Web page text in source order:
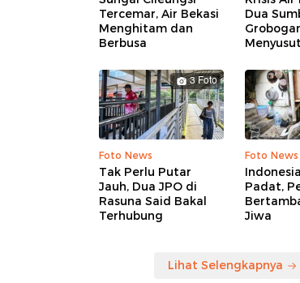
Tercemar, Air Bekasi
Menghitam dan
Berbusa
Dua
Menyusut
3 Foto
Foto News
Tak Perlu Putar
Jauh, Dua JPO di
Rasuna Said Bakal
Terhubung
Foto News
Padat,
Jiwa
Lihat Selengkapnya